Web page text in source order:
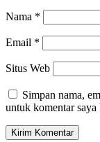
Nama *
Email *
Situs Web
Simpan nama,
untuk komentar saya